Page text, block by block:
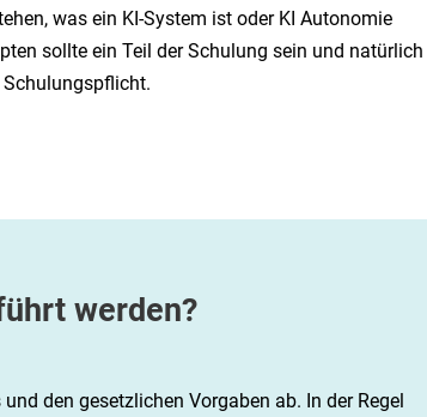
was ein KI-System ist oder KI Autonomie
sollte ein Teil der Schulung sein und natürlich
Schulungspflicht.
werden?
den gesetzlichen Vorgaben ab. In der Regel